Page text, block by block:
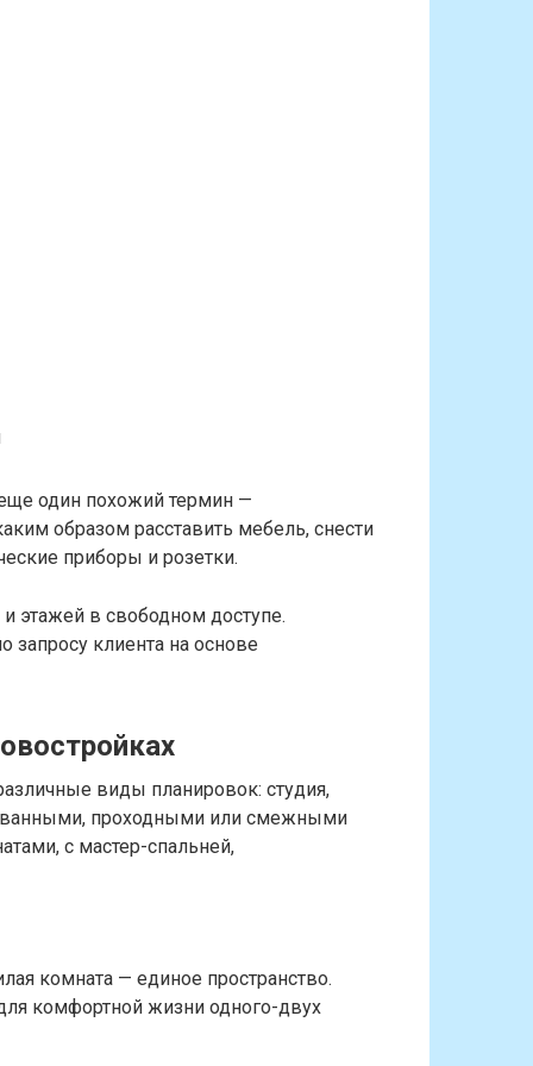
один похожий термин —
образом расставить мебель, снести
приборы и розетки.
этажей в свободном доступе.
клиента на основе
виды планировок: студия,
проходными или смежными
с мастер-спальней,
комната — единое пространство.
комфортной жизни одного-двух